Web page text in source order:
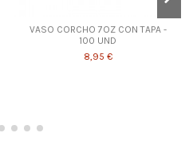
VASO CORCHO 7OZ CON TAPA -
100 UND
8,95 €